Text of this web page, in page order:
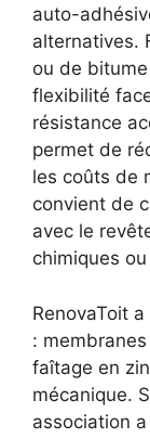
auto-
alternatives.
ou de
flexibilité
résistance
permet de
les coûts de
convient de
avec le
chimiques
RenovaToit
:
faîtage en
mécanique.
association